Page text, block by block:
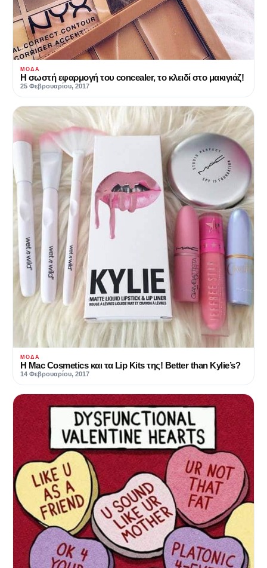
ΜΌΔΑ
Η σωστή εφαρμογή του concealer, το κλειδί στο μακιγιάζ!
25 Φεβρουαρίου, 2017
ΜΌΔΑ
Η Mac Cosmetics και τα Lip Kits της! Better than Kylie’s?
14 Φεβρουαρίου, 2017